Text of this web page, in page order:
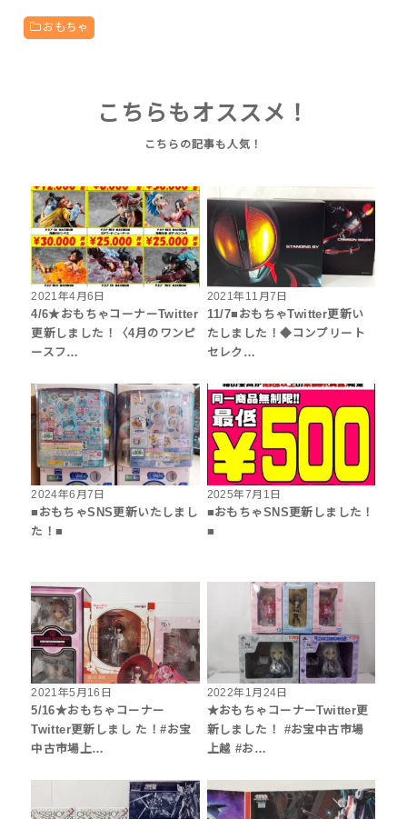
おもちゃ
こちらもオススメ！
2021年4月6日
4/6★おもちゃコーナーTwitter
更新しました！〈4月のワンピ
ースフ…
2021年11月7日
11/7■おもちゃTwitter更新い
たしました！◆コンプリート
セレク…
2024年6月7日
■おもちゃSNS更新いたしまし
た！■
2025年7月1日
■おもちゃSNS更新しました！
■
2021年5月16日
5/16★おもちゃコーナー
Twitter更新しまし た！#お宝
中古市場上…
2022年1月24日
★おもちゃコーナーTwitter更
新しました！ #お宝中古市場
上越 #お…